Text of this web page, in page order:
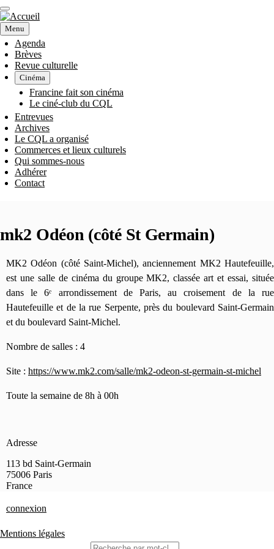
Aller
au
contenu
principal
Menu
NAVIGATION
PRINCIPALE
Agenda
Brèves
Revue culturelle
Cinéma
Francine fait son cinéma
Le ciné-club du CQL
Entrevues
Archives
Le CQL a organisé
Commerces et lieux culturels
Qui sommes-nous
Adhérer
Contact
mk2 Odéon (côté St Germain)
MK2 Odéon (côté Saint-Michel), anciennement MK2 Hautefeuille,
est une salle de cinéma du groupe MK2, classée art et essai, située
dans le 6ᵉ arrondissement de Paris, au croisement de la rue
Hautefeuille et de la rue Serpente, près du boulevard Saint-Germain
et du boulevard Saint-Michel.
Nombre de salles : 4
Site : https://www.mk2.com/salle/mk2-odeon-st-germain-st-michel
Toute la semaine de 8h à 00h
Adresse
113 bd Saint-Germain
75006 Paris
France
connexion
Mentions légales
Rechercher